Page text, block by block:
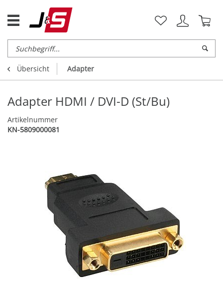
Übersicht Adapter
Adapter HDMI / DVI-D (St/Bu)
Artikelnummer
KN-5809000081